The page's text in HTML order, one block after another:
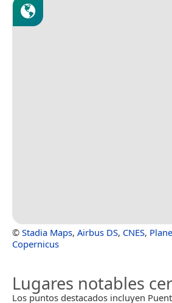
© Stadia Maps, Airbus DS, CNES,
Copernicus
Lugares notables
Los puntos destacados incluyen